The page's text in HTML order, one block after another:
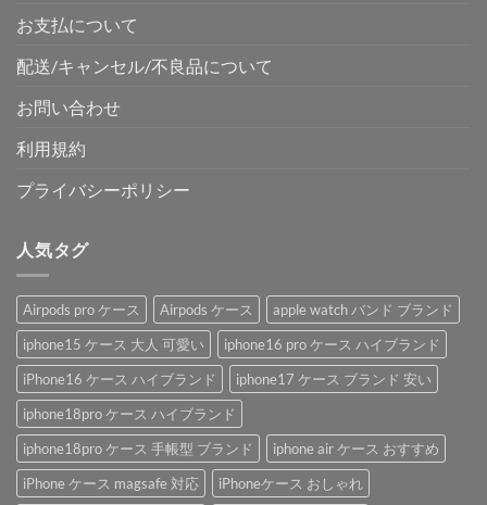
お支払について
配送/キャンセル/不良品について
お問い合わせ
利用規約
プライバシーポリシー
人気タグ
Airpods pro ケース Airpods ケース
apple watch バンド ブランド
iphone15 ケース 大人 可愛い
iphone16 pro ケース ハイブランド
iPhone16 ケース ハイブランド
iphone17 ケース ブランド 安い
iphone18pro ケース ハイブランド
iphone18pro ケース 手帳型 ブランド
iphone air ケース おすすめ
iPhone ケース magsafe 対応
iPhoneケース おしゃれ